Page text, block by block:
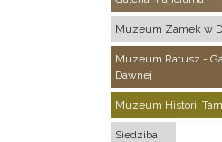
Muzeum Zamek w
Muzeum Ratusz -
Dawnej
Muzeum Historii
Siedziba